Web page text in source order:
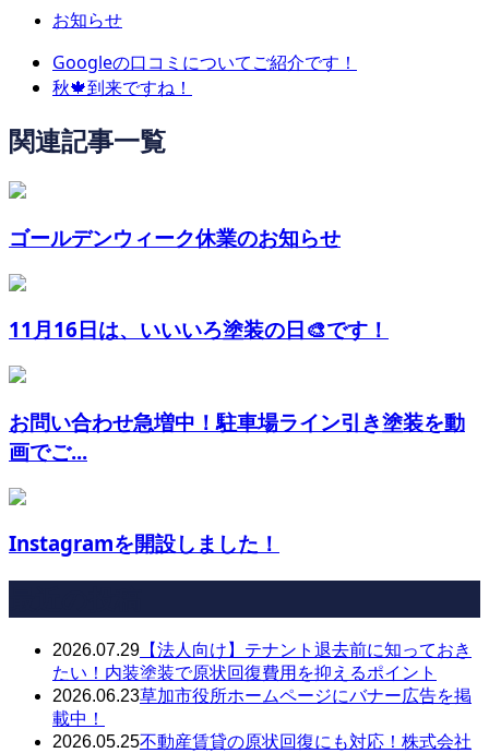
お知らせ
Googleの口コミについてご紹介です！
秋🍁到来ですね！
関連記事一覧
ゴールデンウィーク休業のお知らせ
11月16日は、いいいろ塗装の日🎨です！
お問い合わせ急増中！駐車場ライン引き塗装を動
画でご...
Instagramを開設しました！
2026.07.29 【法人向け】テナント退去前に知っておき
たい！内装塗装で原状回復費用を抑えるポイント
2026.06.23草加市役所ホームページにバナー広告を掲
載中！
2026.05.25不動産賃貸の原状回復にも対応！株式会社